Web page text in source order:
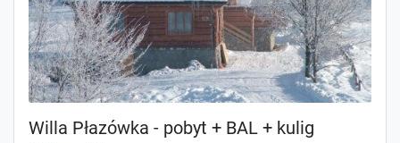
Willa Płazówka - pobyt + BAL + kulig